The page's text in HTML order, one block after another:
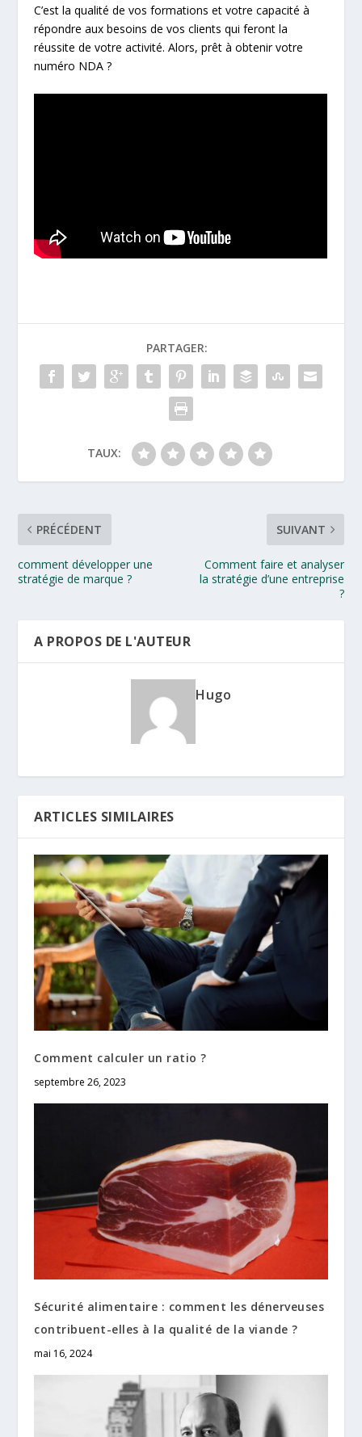
C’est la qualité de vos formations et votre capacité à
répondre aux besoins de vos clients qui feront la
réussite de votre activité. Alors, prêt à obtenir votre
numéro NDA ?
PARTAGER:
TAUX:
PRÉCÉDENT
comment développer une
stratégie de marque ?
SUIVANT
Comment faire et analyser
la stratégie d’une entreprise
?
A PROPOS DE L'AUTEUR
Hugo
ARTICLES SIMILAIRES
Comment calculer un ratio ?
septembre 26, 2023
Sécurité alimentaire : comment les dénerveuses
contribuent-elles à la qualité de la viande ?
mai 16, 2024